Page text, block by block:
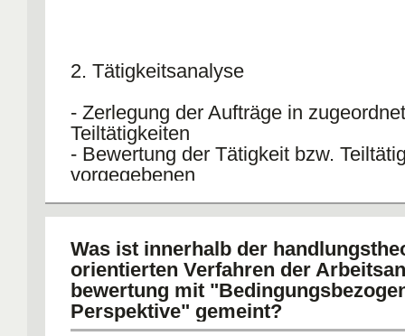
2. Tätigkeitsanalyse
- Zerlegung der Aufträge in
Teiltätigkeiten
- Bewertung der Tätigkeit bzw.
vorgegebenen
Was ist innerhalb der
orientierten Verfahren der
bewertung mit
Perspektive" gemeint?